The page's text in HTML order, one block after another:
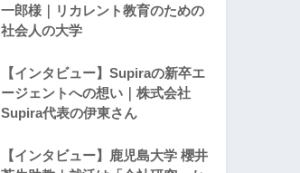
一郎様｜リカレント教育のための
社会人の大学
【インタビュー】Supiraの新卒エ
ージェントへの想い｜株式会社
Supira代表の伊東さん
【インタビュー】鹿児島大学 櫻井